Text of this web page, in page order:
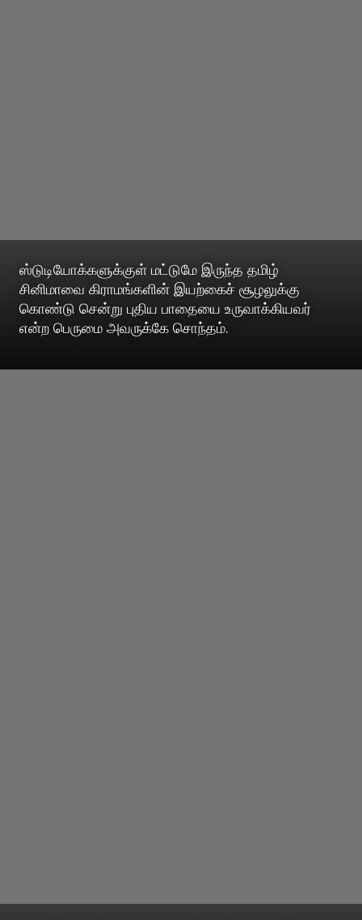
ஸ்டுடியோக்களுக்குள் மட்டுமே இருந்த தமிழ்
சினிமாவை கிராமங்களின் இயற்கைச் சூழலுக்கு
கொண்டு சென்று புதிய பாதையை உருவாக்கியவர்
என்ற பெருமை அவருக்கே சொந்தம்.